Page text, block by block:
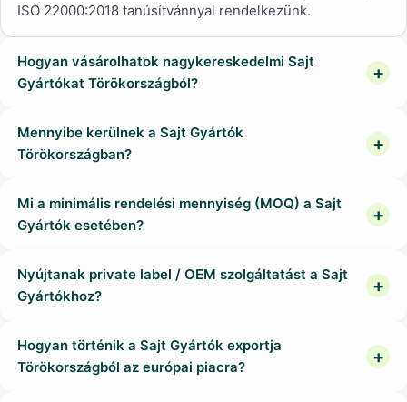
ISO 22000:2018 tanúsítvánnyal rendelkezünk.
Hogyan vásárolhatok nagykereskedelmi Sajt
Gyártókat Törökországból?
Mennyibe kerülnek a Sajt Gyártók
Törökországban?
Mi a minimális rendelési mennyiség (MOQ) a Sajt
Gyártók esetében?
Nyújtanak private label / OEM szolgáltatást a Sajt
Gyártókhoz?
Hogyan történik a Sajt Gyártók exportja
Törökországból az európai piacra?